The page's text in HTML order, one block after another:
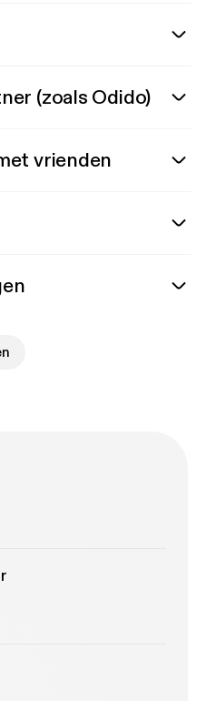
(zoals Odido)
vrienden